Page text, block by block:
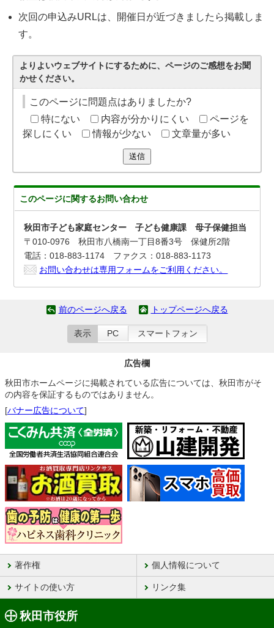
次回の申込みURLは、開催日が近づきましたら掲載しま
す。
よりよいウェブサイトにするために、ページのご感想をお聞
かせください。
このページに問題点はありましたか?
特にない
内容が分かりにくい
ページを
探しにくい
情報が少ない 文章量が多い
送信
このページに関するお問い合わせ
秋田市子ども家庭センター 子ども健康課 母子保健担当
〒010-0976 秋田市八橋南一丁目8番3号 保健所2階
電話：018-883-1174 ファクス：018-883-1173
お問い合わせは専用フォームをご利用ください。
前のページへ戻る トップページへ戻る
表示 PC スマートフォン
広告欄
秋田市ホームページに掲載されている広告については、秋田市がそ
の内容を保証するものではありません。
[バナー広告について]
著作権 個人情報について
サイトの使い方 リンク集
秋田市役所